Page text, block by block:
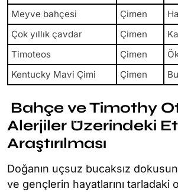
Meyve bahçesi
Çimen
Çok yıllık çavdar
Çimen
Timoteos
Çimen
Kentucky Mavi Çimi
Çimen
Bahçe ve Timothy
Alerjiler Üzerindeki
Araştırılması
Doğanın uçsuz bucaksız
ve gençlerin hayatlarını tarladaki